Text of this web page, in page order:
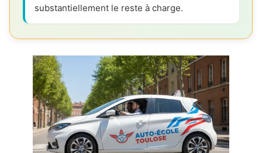
substantiellement le reste à charge.